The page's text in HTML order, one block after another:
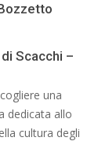
Scacchi –
una
dedicata allo
cultura degli